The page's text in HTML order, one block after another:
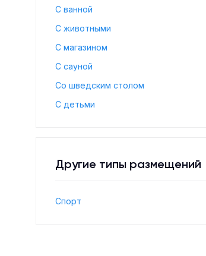
С ванной
С животными
С магазином
С сауной
Со шведским столом
С детьми
Другие типы размещений
Спорт